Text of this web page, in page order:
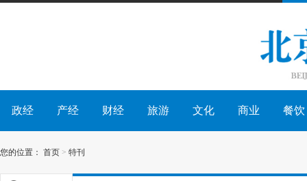
政经 产经 财经 旅游 文化 商业 餐饮
您的位置： 首页 > 特刊